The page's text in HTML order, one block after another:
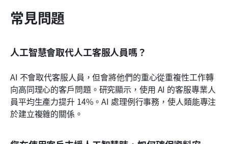
常見問題
人工智慧會取代人工客服人員嗎？
AI 不會取代客服人員，但會將他們的重心從重複性工作轉
向高同理心的客戶問題。研究顯示，使用 AI 的客服專業人
員平均生產力提升 14%。AI 處理例行事務，使人類能專注
於建立複雜的關係。